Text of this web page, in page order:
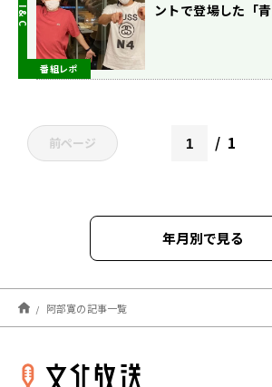
番組レポ
ントで登場した「
前ページ 1
年月別で見る
2023年01月
2022年10月
2022年09月
阿部寛の記事一覧